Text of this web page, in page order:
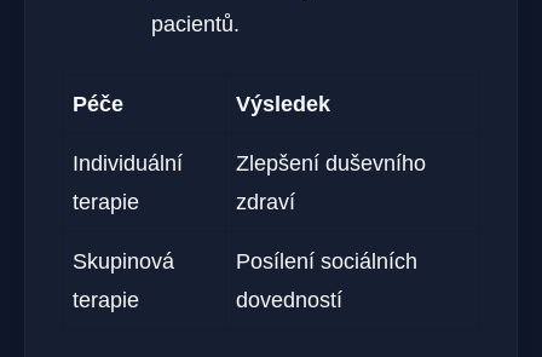
pacientů.
Péče Výsledek
Individuální
terapie
Zlepšení duševního
zdraví
Skupinová
terapie
Posílení sociálních
dovedností